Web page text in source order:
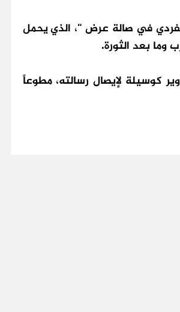
في صالة عرض “، الذي يحمل
بعد الثورة.
كوسيلة لإيصال رسالته، مطوعاً